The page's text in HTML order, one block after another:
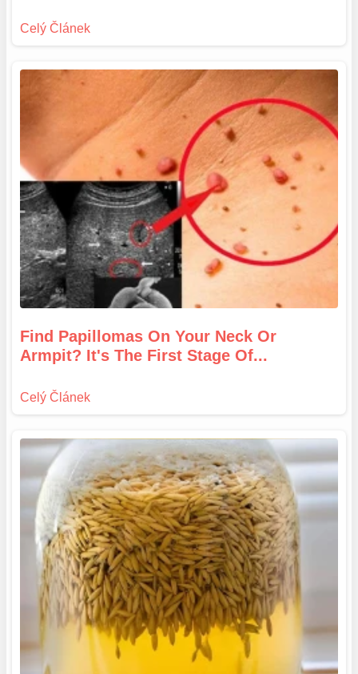
Find Papillomas On Your Neck Or
Armpit? It's The First Stage Of...